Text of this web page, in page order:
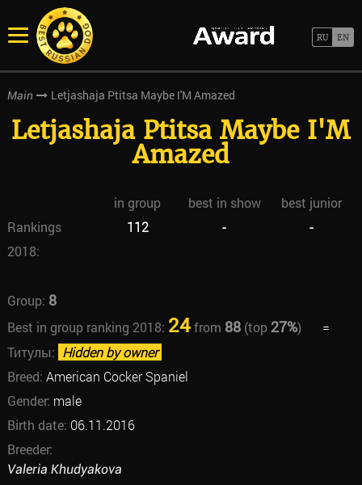
Main Letjashaja Ptitsa Maybe I'M Amazed
Letjashaja Ptitsa Maybe I'M
Amazed
in group best in show
best junior
Rankings
2018:
112 - -
Group: 8
Best in group ranking 2018: 24from 88(top 27%)
=
Титулы: Hidden by owner
Breed: American Cocker Spaniel
Gender: male
Birth date: 06.11.2016
Breeder:
Valeria Khudyakova